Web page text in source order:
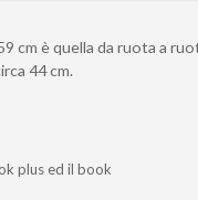
cm è quella da ruota a
44 cm.
plus ed il book